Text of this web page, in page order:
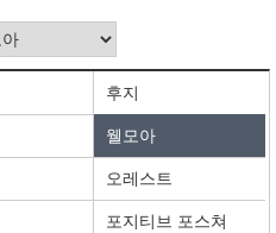
후지
웰모아
오레스트
포지티브 포스쳐